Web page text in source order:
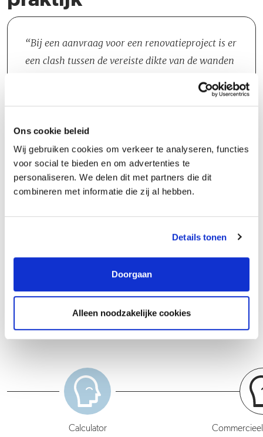
Ons cookie beleid
Wij gebruiken cookies om verkeer te analyseren, functies
voor social te bieden en om advertenties te
personaliseren. We delen dit met partners die dit
combineren met informatie die zij al hebben.
Details tonen
Doorgaan
Alleen noodzakelijke cookies
Bij een aanvraag voor een renovatieproject is er
een clash tussen de vereiste dikte van de wanden
wordt te dik als de waarde gehaald moet worden.
Wat doe je?
Groeipad
Bij MAT Afbouw draait alles om kennis en kunde, maar er is ook
ontwikkelen binnen de beschikbare functies binnen het bedrijf.
Calculator